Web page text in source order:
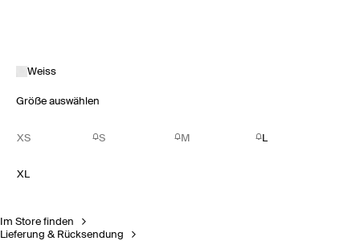
Weiss
Größe auswählen
XS S M L
XL
Im Store finden
Lieferung & Rücksendung